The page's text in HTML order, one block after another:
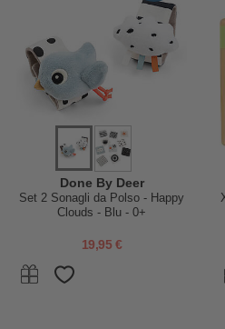
Done By Deer
Set 2 Sonagli da Polso - Happy
Clouds - Blu - 0+
19,95 €